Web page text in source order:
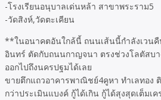
-โรงเรียนอนุบาลเด่นหล้า สาขาพระราม5
-วัดสิงห์,วัดตะเคียน
**ในอนาคตอันใกล้นี้ ถนนเส้นนี้กำลังเวน
อินทร์ ตัดกับถนนกาญจนา ตรงช่วงโลตัสบ
ออกไปถึงนครปฐมได้เลย
ขายตึกแถวอาคารพาณิชย์4คูหา ทำเลทอง
กว่าประเมินแบงค์ กู้ได้เกิน กู้ได้สุงสุดเต็มเค